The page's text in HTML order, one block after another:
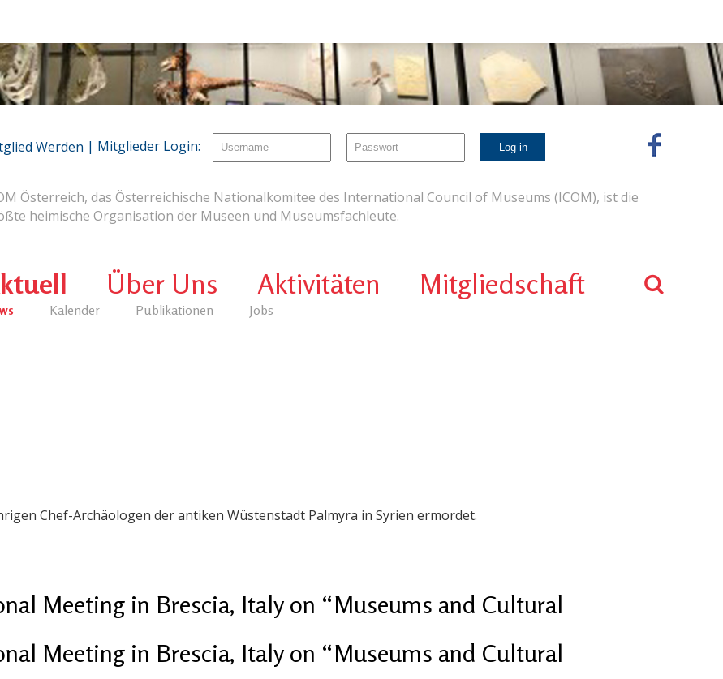
Österreich, das Österreichische Nationalkomitee des International Council of Museums (ICOM), ist die
heimische Organisation der Museen und Museumsfachleute.
Kalender Publikationen Jobs
Über Uns Aktivitäten Mitgliedschaft
Werden | Mitglieder Login:
Chef-Archäologen der antiken Wüstenstadt Palmyra in Syrien ermordet.
Meeting in Brescia, Italy on “Museums and Cultural
Meeting in Brescia, Italy on “Museums and Cultural